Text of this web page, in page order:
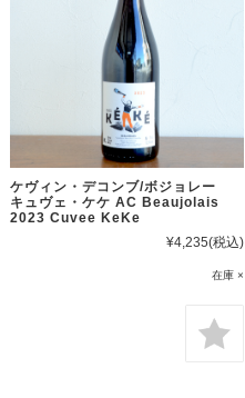
ケヴィン・デコンブ/ボジョレー
キュヴェ・ケケ AC Beaujolais
2023 Cuvee KeKe
¥4,235(税込)
在庫 ×